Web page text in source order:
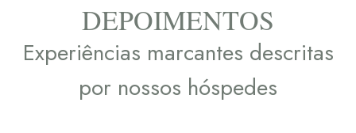
DEPOIMENTOS
Experiências marcantes descritas
por nossos hóspedes